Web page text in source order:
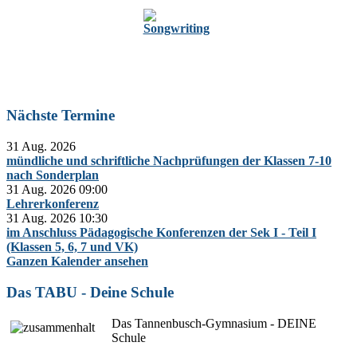
Nächste Termine
31 Aug. 2026
mündliche und schriftliche Nachprüfungen der Klassen 7-10
nach Sonderplan
31 Aug. 2026 09:00
Lehrerkonferenz
31 Aug. 2026 10:30
im Anschluss Pädagogische Konferenzen der Sek I - Teil I
(Klassen 5, 6, 7 und VK)
Ganzen Kalender ansehen
Das TABU - Deine Schule
Das Tannenbusch-Gymnasium - DEINE
Schule